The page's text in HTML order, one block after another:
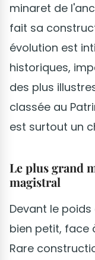
minaret de
fait sa
évolution est
historiques,
des plus
classée au
est surtout un
Le plus grand
magistral
Devant le
bien petit, face
Rare